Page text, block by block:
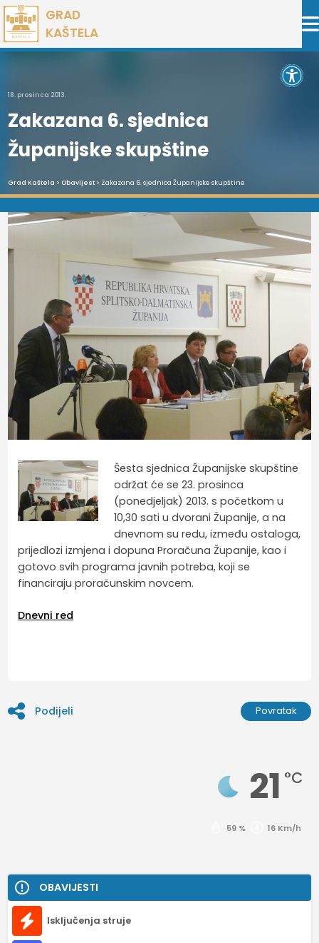
Preskoči
na
sadržaj
GRAD
KAŠTELA
18. prosinca 2013.
Zakazana 6. sjednica
Županijske skupštine
Grad Kaštela > Obavijest> Zakazana 6. sjednica Županijske skupštine
Šesta sjednica Županijske skupštine
održat će se 23. prosinca
(ponedjeljak) 2013. s početkom u
10,30 sati u dvorani Županije, a na
dnevnom su redu, između ostaloga,
prijedlozi izmjena i dopuna Proračuna Županije, kao i
gotovo svih programa javnih potreba, koji se
financiraju proračunskim novcem.
Dnevni red
Podijeli Povratak
21 °C
59 % 16 Km/h
OBAVIJESTI
Isključenja struje